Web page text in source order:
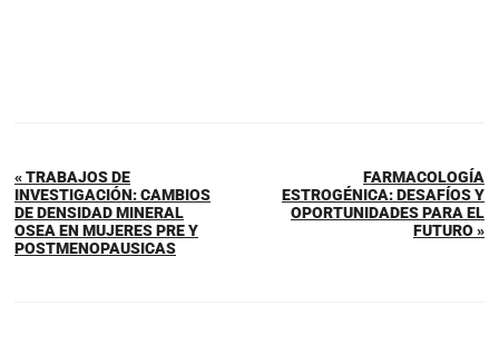
« TRABAJOS DE
INVESTIGACIÓN: CAMBIOS
DE DENSIDAD MINERAL
OSEA EN MUJERES PRE Y
POSTMENOPAUSICAS
FARMACOLOGÍA
ESTROGÉNICA: DESAFÍOS Y
OPORTUNIDADES PARA EL
FUTURO »